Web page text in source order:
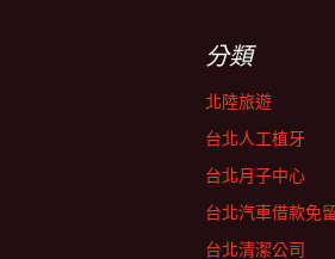
分類
北陸旅遊
台北人工植牙
台北月子中心
台北汽車借款免
台北清潔公司